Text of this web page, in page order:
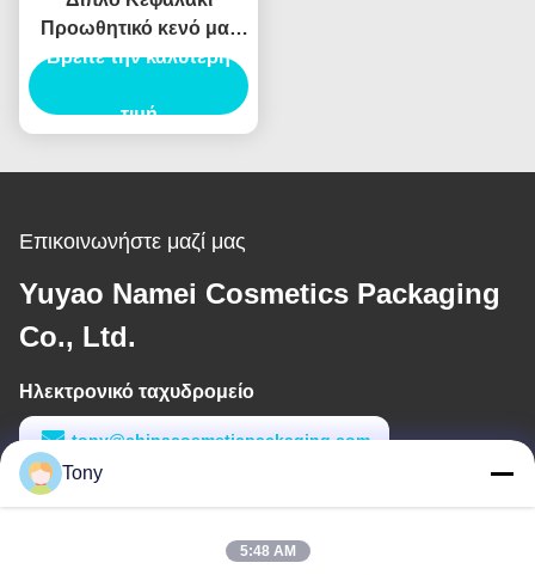
Προωθητικό κενό ματ
κραγιόν επισημαντικό
ματιών κηλίδα μπογιά
Conta
Βρείτε την καλύτερη
τιμή
Επικοινωνήστε μαζί μας
Yuyao Namei Cosmetics Packaging
Co., Ltd.
Ηλεκτρονικό ταχυδρομείο
tony@chinacosmeticpackaging.com
Εργασιακό χρόνο
Tony
5:48 AM